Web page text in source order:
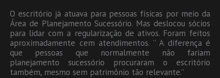
O escritório já atuava para pessoas físicas por meio da
Área de Planejamento Sucessório. Mas deslocou sócios
para lidar com a regularização de ativos. Foram feitos
aproximadamente cem atendimentos. ” A diferença é
que pessoas que normalmente não fariam
planejamento sucessório procuraram o escritório
também, mesmo sem patrimônio tão relevante.”